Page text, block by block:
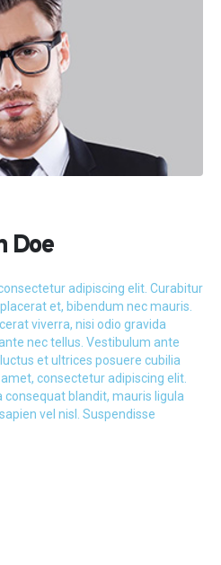
Doe
adipiscing elit. Curabitur
et, bibendum nec mauris.
viverra, nisi odio gravida
nec tellus. Vestibulum ante
et ultrices posuere cubilia
consectetur adipiscing elit.
consequat blandit, mauris ligula
vel nisl. Suspendisse